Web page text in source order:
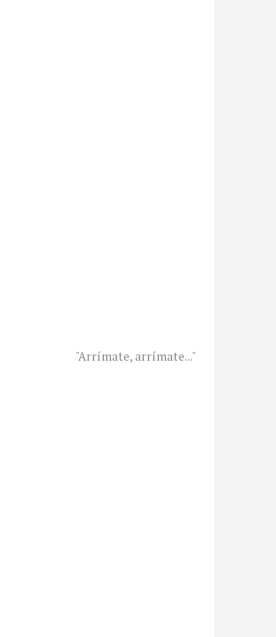
"Arrímate, arrímate..."